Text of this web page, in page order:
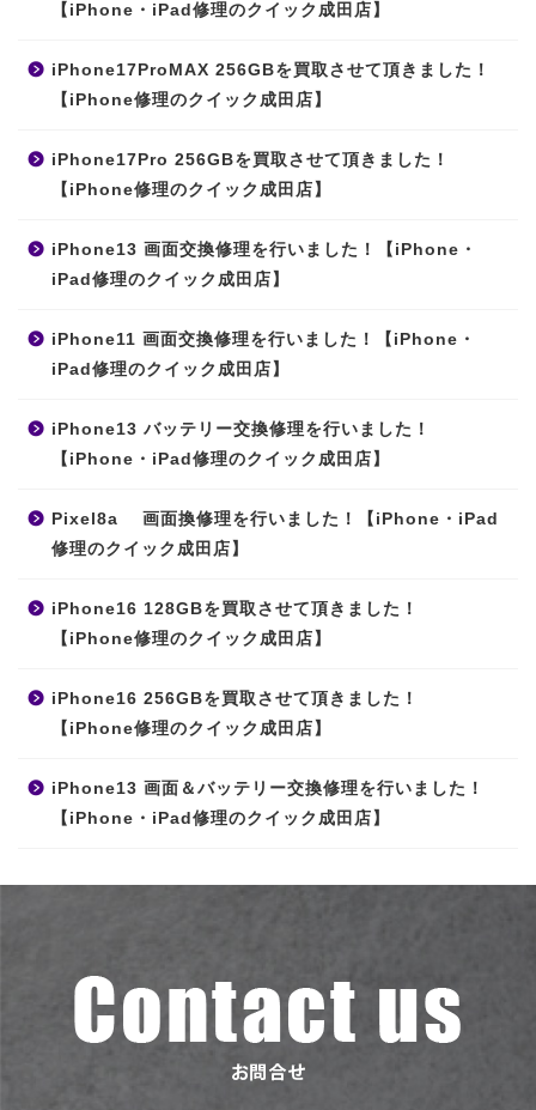
【iPhone・iPad修理のクイック成田店】
iPhone17ProMAX 256GBを買取させて頂きました！
【iPhone修理のクイック成田店】
iPhone17Pro 256GBを買取させて頂きました！
【iPhone修理のクイック成田店】
iPhone13 画面交換修理を行いました！【iPhone・
iPad修理のクイック成田店】
iPhone11 画面交換修理を行いました！【iPhone・
iPad修理のクイック成田店】
iPhone13 バッテリー交換修理を行いました！
【iPhone・iPad修理のクイック成田店】
Pixel8a 画面換修理を行いました！【iPhone・iPad
修理のクイック成田店】
iPhone16 128GBを買取させて頂きました！
【iPhone修理のクイック成田店】
iPhone16 256GBを買取させて頂きました！
【iPhone修理のクイック成田店】
iPhone13 画面＆バッテリー交換修理を行いました！
【iPhone・iPad修理のクイック成田店】